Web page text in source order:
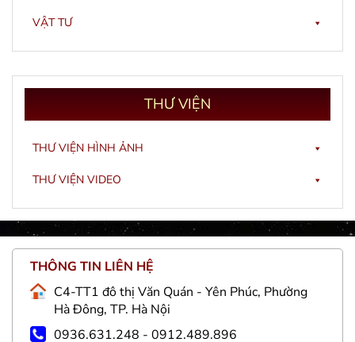
VẬT TƯ
THƯVIỆN
THƯ VIỆN HÌNH ẢNH
THƯ VIỆN VIDEO
THÔNG TIN LIÊN HỆ
C4-TT1 đô thị Văn Quán - Yên Phúc, Phường
Hà Đông, TP. Hà Nội
0936.631.248 - 0912.489.896